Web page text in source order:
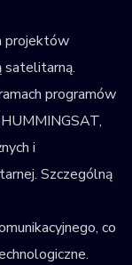
projektów
satelitarną.
programów
i
Szczególną
co